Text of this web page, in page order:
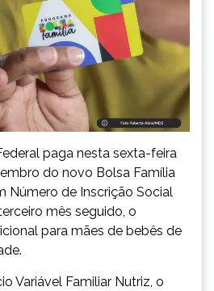
paga nesta sexta-feira
do novo Bolsa Família
Número de Inscrição Social
mês seguido, o
para mães de bebês de
Variável Familiar Nutriz, o